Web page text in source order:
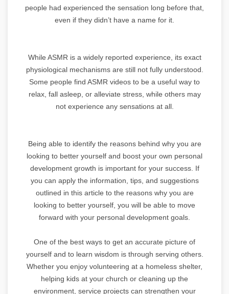
people had experienced the sensation long before that,
even if they didn’t have a name for it.
While ASMR is a widely reported experience, its exact
physiological mechanisms are still not fully understood.
Some people find ASMR videos to be a useful way to
relax, fall asleep, or alleviate stress, while others may
not experience any sensations at all.
Being able to identify the reasons behind why you are
looking to better yourself and boost your own personal
development growth is important for your success. If
you can apply the information, tips, and suggestions
outlined in this article to the reasons why you are
looking to better yourself, you will be able to move
forward with your personal development goals.
One of the best ways to get an accurate picture of
yourself and to learn wisdom is through serving others.
Whether you enjoy volunteering at a homeless shelter,
helping kids at your church or cleaning up the
environment, service projects can strengthen your